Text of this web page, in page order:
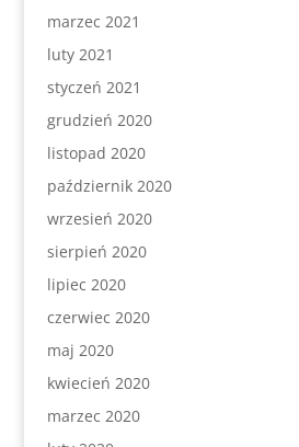
marzec 2021
luty 2021
styczeń 2021
grudzień 2020
listopad 2020
październik 2020
wrzesień 2020
sierpień 2020
lipiec 2020
czerwiec 2020
maj 2020
kwiecień 2020
marzec 2020